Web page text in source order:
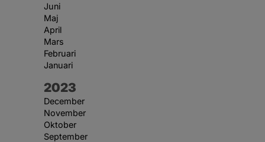
Juni
Maj
April
Mars
Februari
Januari
År:
2023
December
November
Oktober
September